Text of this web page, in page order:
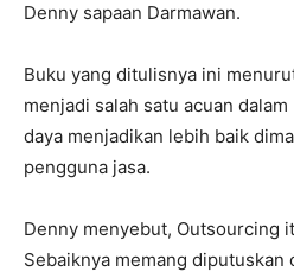
Denny sapaan Darmawan.
Buku yang ditulisnya ini
menjadi salah satu acuan
daya menjadikan lebih baik
pengguna jasa.
Denny menyebut, Outsourcing
Sebaiknya memang diputuskan